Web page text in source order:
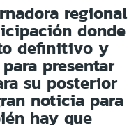
regional
donde
definitivo y
presentar
su posterior
noticia para
hay que